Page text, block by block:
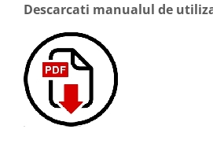
Descarcati manualul de